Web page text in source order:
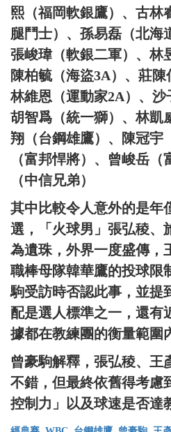
熙（福岡軟銀鷹）、古林
腿鬥士）、孫易磊（北海
張峻瑋（軟銀二軍）、林
陳柏毓（海盜3A）、莊陳
林維恩（運動家2A）、沙
胡智爲（統一獅）、林凱
翔（台鋼雄鷹）、陳冠宇
（富邦悍將）、曾峻岳
（中信兄弟）
其中比較令人意外的是年
選，「火球男」張弘稜、
為遺珠，外界一度盛傳，
職棒母隊韓華鷹的投球限
駒受訪時否認此事，並提
配是選人標準之一，還有
據都在教練團的衡量範圍
曾豪駒解釋，張弘稜、王
不錯，但最終依舊得考慮
控制力」以及球速是否達